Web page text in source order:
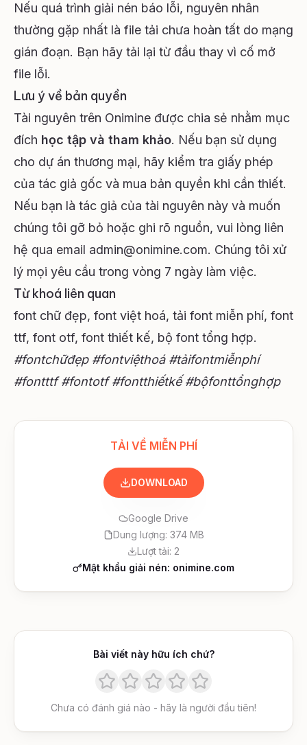
Nếu quá trình giải nén báo lỗi, nguyên nhân
thường gặp nhất là file tải chưa hoàn tất do mạng
gián đoạn. Bạn hãy tải lại từ đầu thay vì cố mở
file lỗi.
Lưu ý về bản quyền
Tài nguyên trên Onimine được chia sẻ nhằm mục
đích học tập và tham khảo. Nếu bạn sử dụng
cho dự án thương mại, hãy kiểm tra giấy phép
của tác giả gốc và mua bản quyền khi cần thiết.
Nếu bạn là tác giả của tài nguyên này và muốn
chúng tôi gỡ bỏ hoặc ghi rõ nguồn, vui lòng liên
hệ qua email admin@onimine.com. Chúng tôi xử
lý mọi yêu cầu trong vòng 7 ngày làm việc.
Từ khoá liên quan
font chữ đẹp, font việt hoá, tải font miễn phí, font
ttf, font otf, font thiết kế, bộ font tổng hợp.
#fontchữđẹp #fontviệthoá #tảifontmiễnphí
#fontttf #fontotf #fontthiếtkế #bộfonttổnghợp
TẢI VỀ MIỄN PHÍ
DOWNLOAD
Google Drive
Dung lượng: 374 MB
Lượt tải: 2
Mật khẩu giải nén: onimine.com
Bài viết này hữu ích chứ?
Chưa có đánh giá nào - hãy là người đầu tiên!